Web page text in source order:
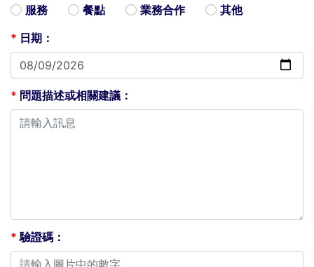
服務
餐點 業務合作
其他
* 日期：
* 問題描述或相關建議：
* 驗證碼：